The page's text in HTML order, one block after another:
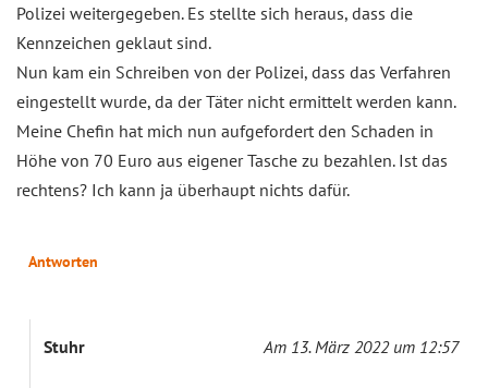
Polizei weitergegeben. Es stellte sich heraus, dass die
Kennzeichen geklaut sind.
Nun kam ein Schreiben von der Polizei, dass das Verfahren
eingestellt wurde, da der Täter nicht ermittelt werden kann.
Meine Chefin hat mich nun aufgefordert den Schaden in
Höhe von 70 Euro aus eigener Tasche zu bezahlen. Ist das
rechtens? Ich kann ja überhaupt nichts dafür.
Antworten
Stuhr Am 13. März 2022 um 12:57